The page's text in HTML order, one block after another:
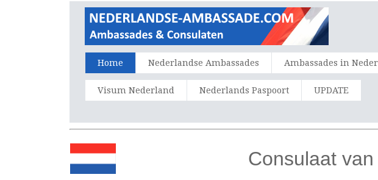
Home Nederlandse Ambassades Ambassades in
Visum Nederland Nederlands Paspoort UPDATE
Consulaat